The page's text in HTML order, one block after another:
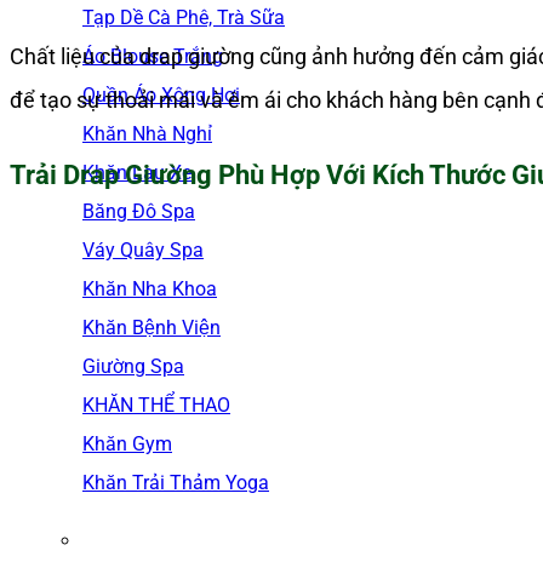
Tạp Dề Cà Phê, Trà Sữa
Áo Blouse Trắng
Quần Áo Xông Hơi
Khăn Nhà Nghỉ
Khăn Lau Xe
Băng Đô Spa
Váy Quây Spa
Khăn Nha Khoa
Khăn Bệnh Viện
Giường Spa
KHĂN THỂ THAO
Khăn Gym
Khăn Trải Thảm Yoga
Chất liệu của drap giường cũng ảnh hưởng đến cảm
để tạo sự thoải mái và êm ái cho khách hàng bên
Trải Drap Giường Phù Hợp Với Kích Thước